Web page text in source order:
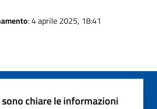
: 4 aprile 2025, 18:41
chiare le informazioni